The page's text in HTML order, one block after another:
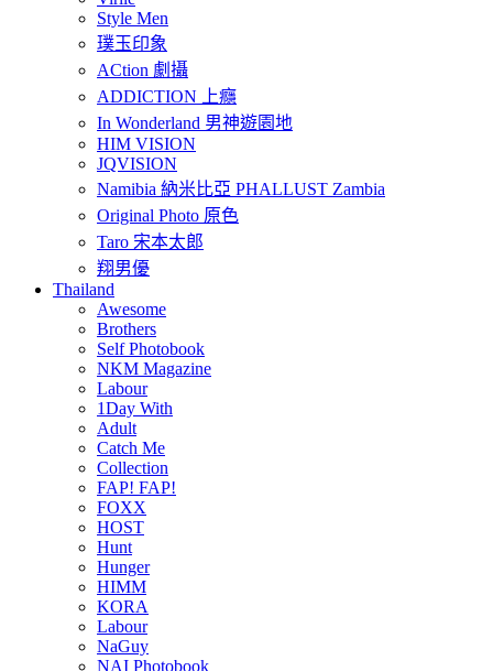
Style Men
璞玉印象
ACtion 劇攝
ADDICTION 上癮
In Wonderland 男神遊園地
HIM VISION
JQVISION
Namibia 納米比亞 PHALLUST Zambia
Original Photo 原色
Taro 宋本太郎
翔男優
Thailand
Awesome
Brothers
Self Photobook
NKM Magazine
Labour
1Day With
Adult
Catch Me
Collection
FAP! FAP!
FOXX
HOST
Hunt
Hunger
HIMM
KORA
Labour
NaGuy
NAI Photobook